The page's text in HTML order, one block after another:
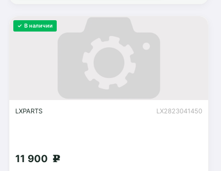
✓ В наличии
LX2823041450
LXPARTS
11 900 g